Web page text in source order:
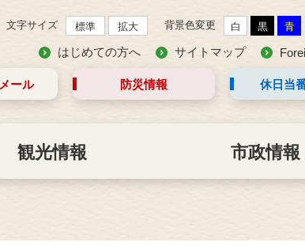
文字サイズ 標準 拡大 背景色変更 白 黒 青
はじめての方へ サイトマップ
メール 防災情報 休日当
観光情報 市政情報